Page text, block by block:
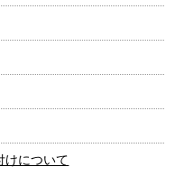
けについて